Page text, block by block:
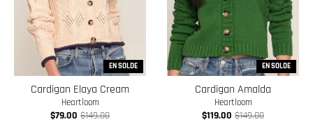
EN SOLDE
Cardigan Elaya Cream
Heartloom
$79.00 $149.00
EN SOLDE
Cardigan Amalda
Heartloom
$119.00 $149.00